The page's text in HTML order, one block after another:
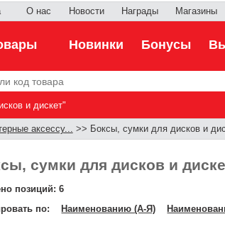
О нас Новости Награды Магазины
Новинки Бонусы
и дискет"
аксессу... >> Боксы, сумки для дисков и
сумки для дисков и
позиций: 6
по:Наименованию (А-Я)